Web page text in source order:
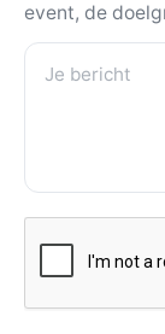
event, de
Je bericht